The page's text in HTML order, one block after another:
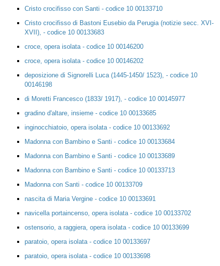
Cristo crocifisso con Santi - codice 10 00133710
Cristo crocifisso di Bastoni Eusebio da Perugia (notizie secc. XVI-
XVII), - codice 10 00133683
croce, opera isolata - codice 10 00146200
croce, opera isolata - codice 10 00146202
deposizione di Signorelli Luca (1445-1450/ 1523), - codice 10
00146198
di Moretti Francesco (1833/ 1917), - codice 10 00145977
gradino d'altare, insieme - codice 10 00133685
inginocchiatoio, opera isolata - codice 10 00133692
Madonna con Bambino e Santi - codice 10 00133684
Madonna con Bambino e Santi - codice 10 00133689
Madonna con Bambino e Santi - codice 10 00133713
Madonna con Santi - codice 10 00133709
nascita di Maria Vergine - codice 10 00133691
navicella portaincenso, opera isolata - codice 10 00133702
ostensorio, a raggiera, opera isolata - codice 10 00133699
paratoio, opera isolata - codice 10 00133697
paratoio, opera isolata - codice 10 00133698